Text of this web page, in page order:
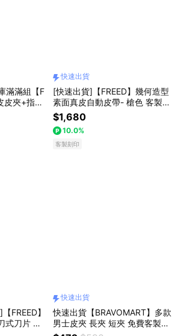
滿滿組【F
皮夾+指定
名片夾 生
物 現貨
市 升遷
客製化刻
快速出貨
[快速出貨]【FREED】幾何造型
素面真皮自動皮帶- 槍色 客製化
刻字 生日禮物 送禮推薦 男生禮
物 禮物獨家 新品上市 送給男生
真皮皮帶 上班族禮物 巨蟹座 獅
子座
$1,680
10.0%
客製刻印
FREED】
式刀片 客
推薦 男
快速出貨
快速出貨【BRAVOMART】多款
男士皮夾 長夾 短夾 免費客製化
刻字 生日禮物 送禮推薦 男生禮